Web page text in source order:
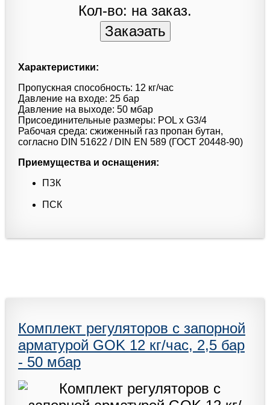
Кол-во: на заказ.
Характеристики:
Пропускная способность: 12 кг/час
Давление на входе: 25 бар
Давление на выходе: 50 мбар
Присоединительные размеры: POL x G3/4
Рабочая среда: сжиженный газ пропан бутан,
согласно DIN 51622 / DIN EN 589 (ГОСТ 20448-90)
Приемущества и оснащения:
ПЗК
ПСК
Комплект регуляторов с запорной
арматурой GOK 12 кг/час, 2,5 бар
- 50 мбар